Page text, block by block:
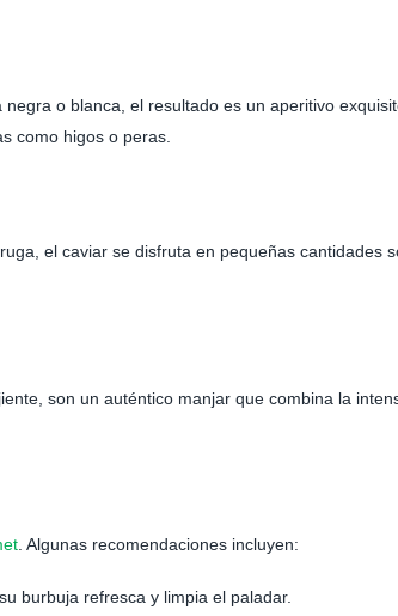
o blanca, el resultado es un aperitivo
como higos o peras.
el caviar se disfruta en pequeñas cantidades
son un auténtico manjar que combina la
. Algunas recomendaciones incluyen:
burbuja refresca y limpia el paladar.